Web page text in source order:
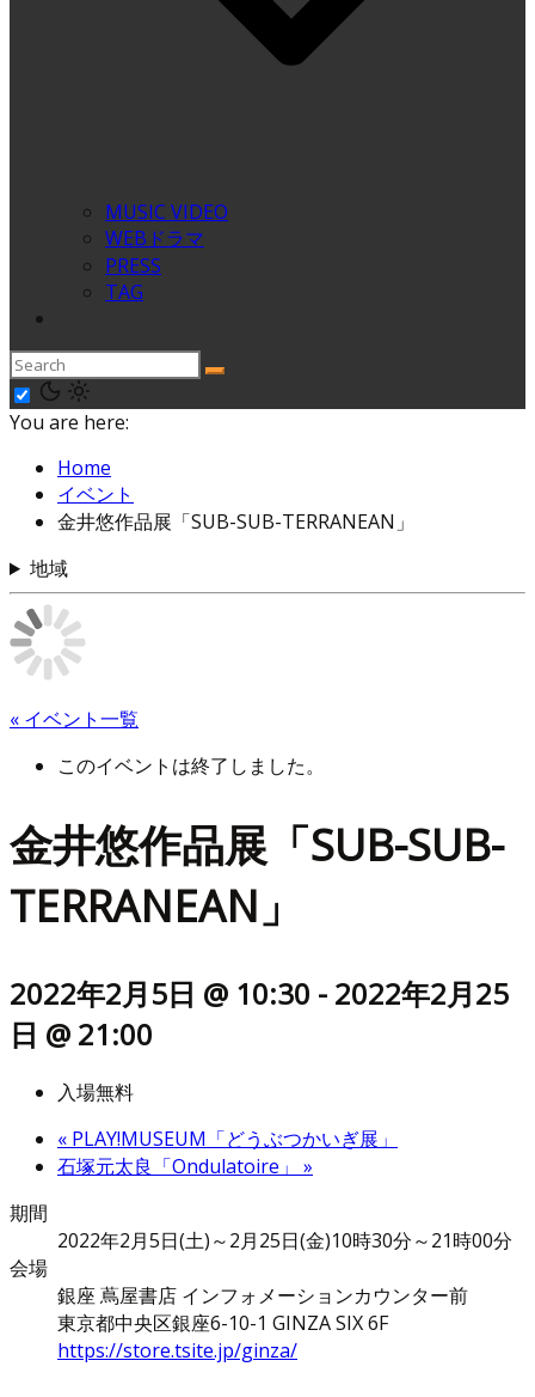
MUSIC VIDEO
WEBドラマ
PRESS
TAG
You are here:
Home
イベント
金井悠作品展「SUB-SUB-TERRANEAN」
地域
« イベント一覧
このイベントは終了しました。
金井悠作品展「SUB-SUB-
TERRANEAN」
2022年2月5日 @ 10:30 - 2022年2月25
日 @ 21:00
入場無料
« PLAY!MUSEUM「どうぶつかいぎ展」
石塚元太良「Ondulatoire」 »
期間
2022年2月5日(土)～2月25日(金)10時30分～21時00分
会場
銀座 蔦屋書店 インフォメーションカウンター前
東京都中央区銀座6-10-1 GINZA SIX 6F
https://store.tsite.jp/ginza/